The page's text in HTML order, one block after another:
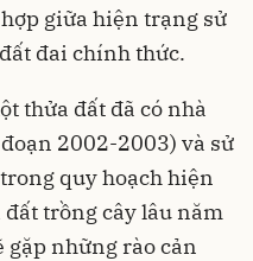
giữa hiện trạng sử
đai chính thức.
thửa đất đã có nhà
2002-2003) và sử
quy hoạch hiện
trồng cây lâu năm
gặp những rào cản